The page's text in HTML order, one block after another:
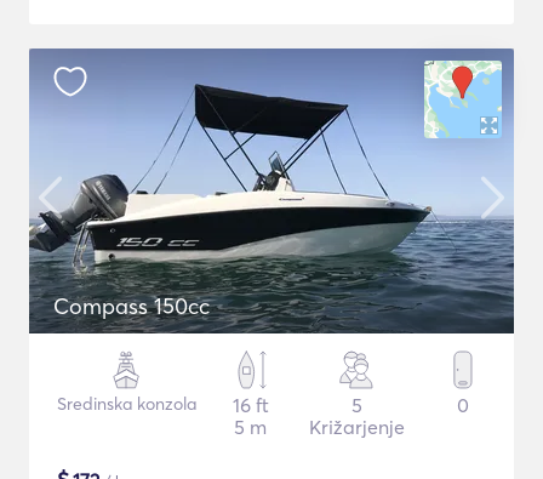
Compass 150cc
Sredinska konzola
16 ft
5 m
5
Križarjenje
0